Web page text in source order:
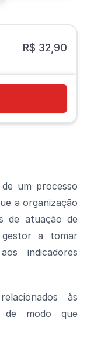
R$ 32,90
um processo
a organização
de atuação de
a tomar
indicadores
às
de modo que